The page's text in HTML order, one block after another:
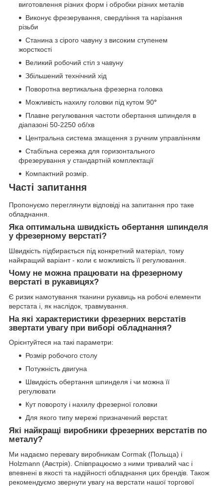
виготовлення різних форм і обробки різних металів
Виконує фрезерування, свердління та нарізання
різьби
Станина з сірого чавуну з високим ступенем
жорсткості
Великий робочий стіл з чавуну
Збільшений технічний хід
Поворотна вертикальна фрезерна головка
Можливість нахилу головки під кутом 90°
Плавне регулювання частоти обертання шпинделя в
діапазоні 50-2250 об/хв
Центральна система змащення з ручним управлінням
Стабільна сережка для горизонтального
фрезерування у стандартній комплектації
Компактний розмір.
Часті запитання
Пропонуємо переглянути відповіді на запитання про таке
обладнання.
Яка оптимальна швидкість обертання шпинделя
у фрезерному верстаті?
Швидкість підбирається під конкретний матеріал, тому
найкращий варіант - коли є можливість її регулювання.
Чому не можна працювати на фрезерному
верстаті в рукавицях?
Є ризик намотування тканини рукавиць на робочі елементи
верстата і, як наслідок, травмування.
На які характеристики фрезерних верстатів
звертати увагу при виборі обладнання?
Орієнтуйтеся на такі параметри:
Розмір робочого столу
Потужність двигуна
Швидкість обертання шпинделя і чи можна її
регулювати
Кут повороту і нахилу фрезерної головки
Для якого типу мережі призначений верстат.
Які найкращі виробники фрезерних верстатів по
металу?
Ми надаємо перевагу виробникам Cormak (Польща) і
Holzmann (Австрія). Співпрацюємо з ними тривалий час і
впевнені в якості та надійності обладнання цих брендів. Також
рекомендуємо звернути увагу на верстати нашої торгової